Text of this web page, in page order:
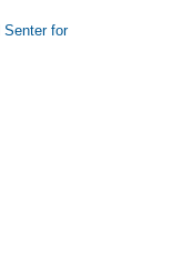
Senter for